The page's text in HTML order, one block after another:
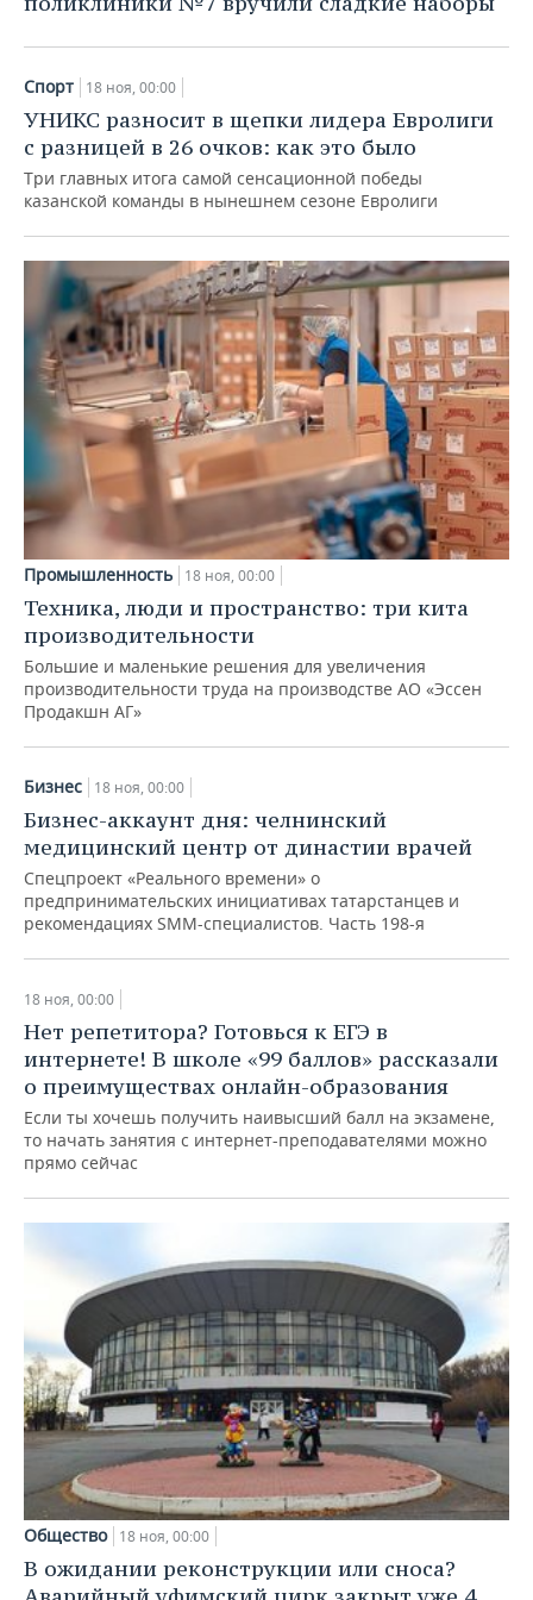
Спорт 18 ноя, 00:00
УНИКС разносит в щепки лидера Евролиги
с разницей в 26 очков: как это было
Три главных итога самой сенсационной победы
казанской команды в нынешнем сезоне Евролиги
Промышленность 18 ноя, 00:00
Техника, люди и пространство: три кита
производительности
Большие и маленькие решения для увеличения
производительности труда на производстве АО «Эссен
Продакшн АГ»
Бизнес 18 ноя, 00:00
Бизнес-аккаунт дня: челнинский
медицинский центр от династии врачей
Спецпроект «Реального времени» о
предпринимательских инициативах татарстанцев и
рекомендациях SMM-специалистов. Часть 198-я
18 ноя, 00:00
Нет репетитора? Готовься к ЕГЭ в
интернете! В школе «99 баллов» рассказали
о преимуществах онлайн-образования
Если ты хочешь получить наивысший балл на экзамене,
то начать занятия с интернет-преподавателями можно
прямо сейчас
Общество 18 ноя, 00:00
В ожидании реконструкции или сноса?